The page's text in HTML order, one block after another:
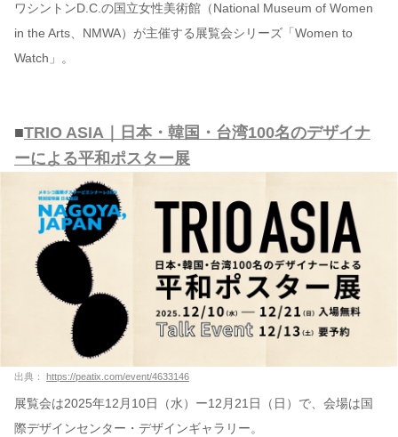
ワシントンD.C.の国立女性美術館（National Museum of Women
in the Arts、NMWA）が主催する展覧会シリーズ「Women to
Watch」。
■TRIO ASIA｜日本・韓国・台湾100名のデザイナ
ーによる平和ポスター展
出典： https://peatix.com/event/4633146
展覧会は2025年12月10日（水）ー12月21日（日）で、会場は国
際デザインセンター・デザインギャラリー。